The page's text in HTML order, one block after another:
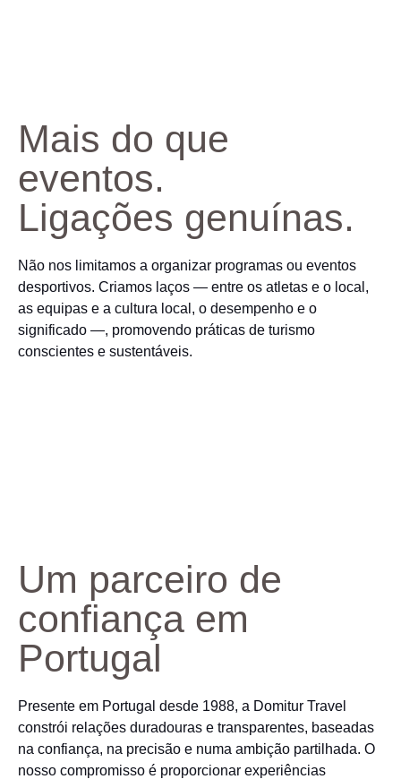
Mais do que
eventos.
Ligações genuínas.
Não nos limitamos a organizar programas ou eventos
desportivos. Criamos laços — entre os atletas e o local,
as equipas e a cultura local, o desempenho e o
significado —, promovendo práticas de turismo
conscientes e sustentáveis.
Um parceiro de
confiança em
Portugal
Presente em Portugal desde 1988, a Domitur Travel
constrói relações duradouras e transparentes, baseadas
na confiança, na precisão e numa ambição partilhada. O
nosso compromisso é proporcionar experiências